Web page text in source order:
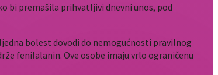
bi premašila prihvatljivi dnevni unos, pod
bolest dovodi do nemogućnosti pravilnog
fenilalanin. Ove osobe imaju vrlo ograničenu